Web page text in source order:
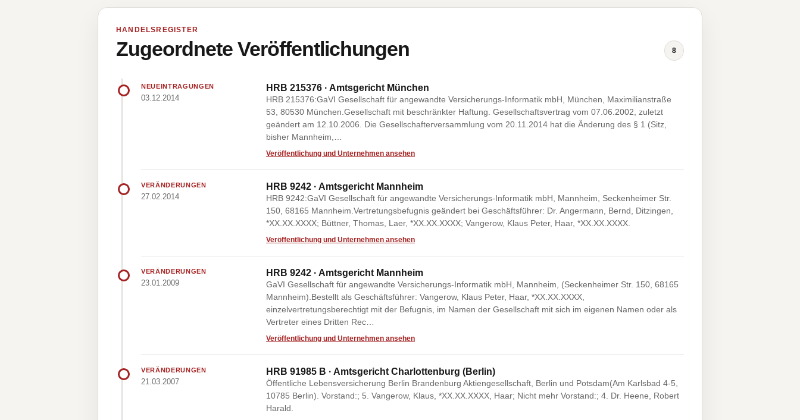
HANDELSREGISTER
Zugeordnete Veröffentlichungen 8
NEUEINTRAGUNGEN
03.12.2014
HRB 215376 · Amtsgericht München
HRB 215376:GaVI Gesellschaft für angewandte Versicherungs-Informatik mbH, München, Maximilianstraße
53, 80530 München.Gesellschaft mit beschränkter Haftung. Gesellschaftsvertrag vom 07.06.2002, zuletzt
geändert am 12.10.2006. Die Gesellschafterversammlung vom 20.11.2014 hat die Änderung des § 1 (Sitz,
bisher Mannheim,…
Veröffentlichung und Unternehmen ansehen
VERÄNDERUNGEN
27.02.2014
HRB 9242 · Amtsgericht Mannheim
HRB 9242:GaVI Gesellschaft für angewandte Versicherungs-Informatik mbH, Mannheim, Seckenheimer Str.
150, 68165 Mannheim.Vertretungsbefugnis geändert bei Geschäftsführer: Dr. Angermann, Bernd, Ditzingen,
*XX.XX.XXXX; Büttner, Thomas, Laer, *XX.XX.XXXX; Vangerow, Klaus Peter, Haar, *XX.XX.XXXX.
Veröffentlichung und Unternehmen ansehen
VERÄNDERUNGEN
23.01.2009
HRB 9242 · Amtsgericht Mannheim
GaVI Gesellschaft für angewandte Versicherungs-Informatik mbH, Mannheim, (Seckenheimer Str. 150, 68165
Mannheim).Bestellt als Geschäftsführer: Vangerow, Klaus Peter, Haar, *XX.XX.XXXX,
einzelvertretungsberechtigt mit der Befugnis, im Namen der Gesellschaft mit sich im eigenen Namen oder als
Vertreter eines Dritten Rec…
Veröffentlichung und Unternehmen ansehen
VERÄNDERUNGEN
21.03.2007
HRB 91985 B · Amtsgericht Charlottenburg (Berlin)
Öffentliche Lebensversicherung Berlin Brandenburg Aktiengesellschaft, Berlin und Potsdam(Am Karlsbad 4-5,
10785 Berlin). Vorstand:; 5. Vangerow, Klaus, *XX.XX.XXXX, Haar; Nicht mehr Vorstand:; 4. Dr. Heene, Robert
Harald.